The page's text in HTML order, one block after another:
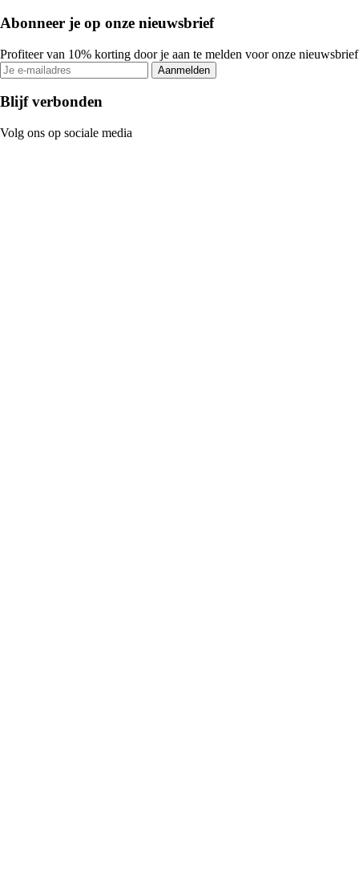
Abonneer je op onze nieuwsbrief
Profiteer van 10% korting door je aan te melden voor onze nieuwsbrief
Aanmelden
Blijf verbonden
Volg ons op sociale media